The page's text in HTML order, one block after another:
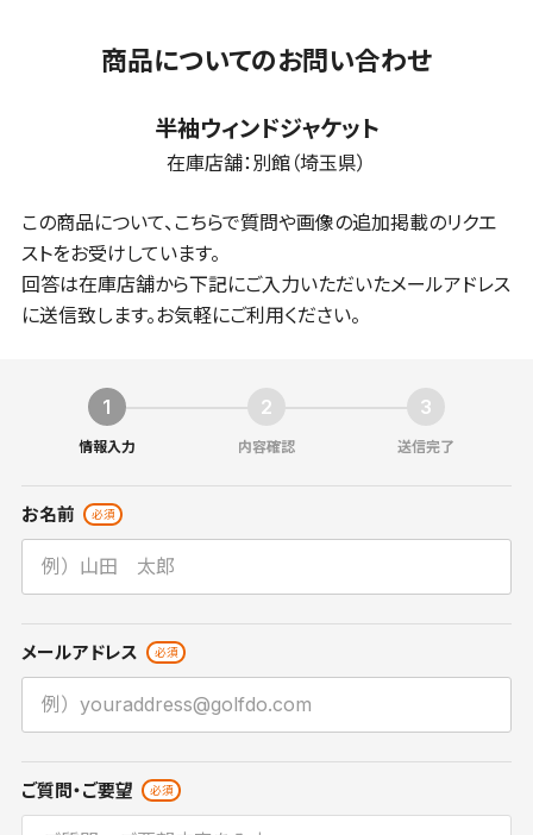
商品についてのお問い合わせ
半袖ウィンドジャケット
在庫店舗：別館（埼玉県）
この商品について、こちらで質問や画像の追加掲載のリクエ
ストをお受けしています。
回答は在庫店舗から下記にご入力いただいたメールアドレス
に送信致します。お気軽にご利用ください。
情報入力 内容確認 送信完了
お名前
メールアドレス
ご質問・ご要望